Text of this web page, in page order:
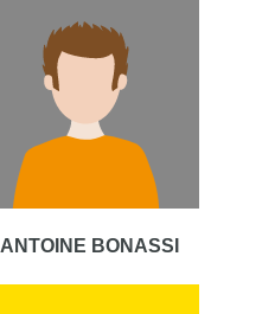
ANTOINE BONASSI